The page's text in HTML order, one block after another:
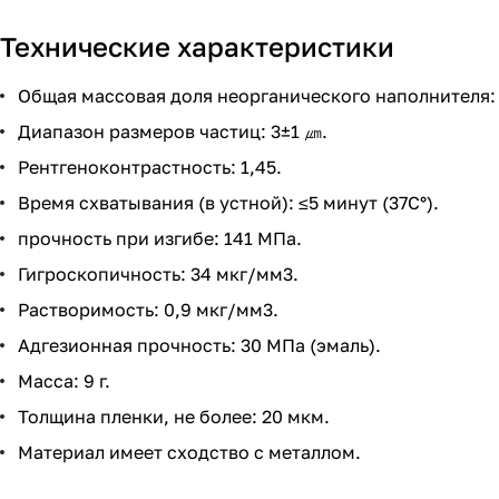
Технические характеристики
Общая массовая доля неорганического наполнителя:
Диапазон размеров частиц: 3±1 ㎛.
Рентгеноконтрастность: 1,45.
Время схватывания (в устной): ≤5 минут (37С°).
прочность при изгибе: 141 МПа.
Гигроскопичность: 34 мкг/мм3.
Растворимость: 0,9 мкг/мм3.
Адгезионная прочность: 30 МПа (эмаль).
Масса: 9 г.
Толщина пленки, не более: 20 мкм.
Материал имеет сходство с металлом.